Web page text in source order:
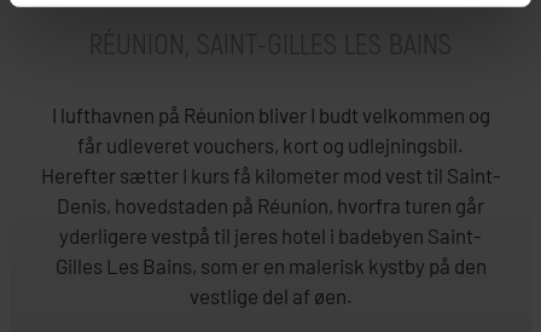
Réunion
RÉUNION, SAINT-GILLES LES BAINS
I lufthavnen på Réunion bliver I budt velkommen og
får udleveret vouchers, kort og udlejningsbil.
Herefter sætter I kurs få kilometer mod vest til Saint-
Denis, hovedstaden på Réunion, hvorfra turen går
yderligere vestpå til jeres hotel i badebyen Saint-
Gilles Les Bains, som er en malerisk kystby på den
vestlige del af øen.